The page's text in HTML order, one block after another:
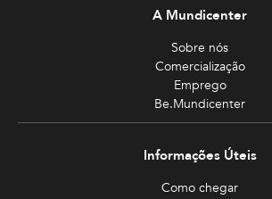
A Mundicenter
Sobre nós
Comercialização
Emprego
Be.Mundicenter
Informações Úteis
Como chegar